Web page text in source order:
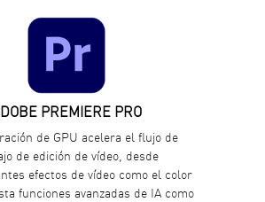
PREMIERE PRO
de GPU acelera el flujo de
de edición de vídeo, desde
efectos de vídeo como el color
funciones avanzadas de IA como